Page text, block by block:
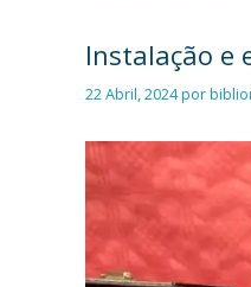
Instalação e
22 Abril, 2024por